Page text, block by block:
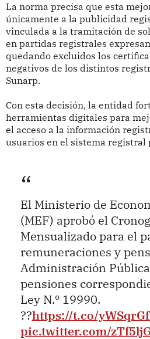
La norma precisa que esta
únicamente a la publicidad
vinculada a la tramitación de
en partidas registrales
quedando excluidos los
negativos de los distintos
Sunarp.
Con esta decisión, la entidad
herramientas digitales para
el acceso a la información
usuarios en el sistema registral
El Ministerio de
(MEF) aprobó el
Mensualizado para el
remuneraciones y
Administración
pensiones
Ley N.º 19990.
??https://t.co/
pic.twitter.com/